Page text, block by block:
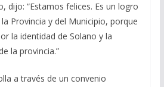
dijo: “Estamos felices. Es un logro
Provincia y del Municipio, porque
la identidad de Solano y la
la provincia.”
a través de un convenio